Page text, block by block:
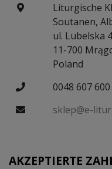
Liturgische
Soutanen,
ul. Lubelska
11-700
Poland
0048 607
sklep@e-
AKZEPTIERTE